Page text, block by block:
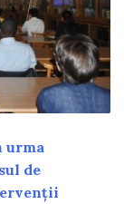
urma
de